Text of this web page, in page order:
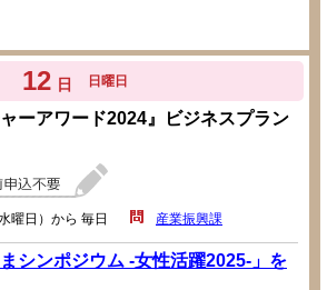
12 日 日曜日
ャーアワード2024』ビジネスプラン
曜日）から 毎日 産業振興課
シンポジウム -女性活躍2025-」を